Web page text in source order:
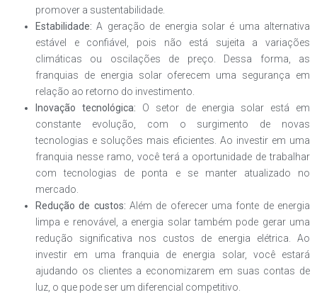
promover a sustentabilidade.
Estabilidade: A geração de energia solar é uma alternativa
estável e confiável, pois não está sujeita a variações
climáticas ou oscilações de preço. Dessa forma, as
franquias de energia solar oferecem uma segurança em
relação ao retorno do investimento.
Inovação tecnológica: O setor de energia solar está em
constante evolução, com o surgimento de novas
tecnologias e soluções mais eficientes. Ao investir em uma
franquia nesse ramo, você terá a oportunidade de trabalhar
com tecnologias de ponta e se manter atualizado no
mercado.
Redução de custos: Além de oferecer uma fonte de energia
limpa e renovável, a energia solar também pode gerar uma
redução significativa nos custos de energia elétrica. Ao
investir em uma franquia de energia solar, você estará
ajudando os clientes a economizarem em suas contas de
luz, o que pode ser um diferencial competitivo.